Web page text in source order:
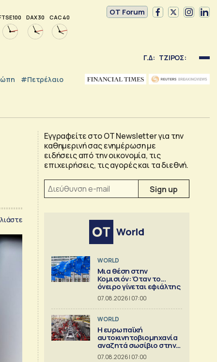
100 DAX 30 CAC 40
OT Forum
Γ.Δ: ΤΖΙΡΟΣ:
#Πετρέλαιο
Εγγραφείτε στο OT Newsletter για την
καθημερινή σας ενημέρωση με
ειδήσεις από την οικονομία, τις
επιχειρήσεις, τις αγορές και τα διεθνή.
World
WORLD
Μια θέση στην
Κομισιόν: Όταν το...
όνειρο γίνεται εφιάλτης
07.08.2026 | 07:00
WORLD
Η ευρωπαϊκή
αυτοκινητοβιομηχανία
αναζητά σωσίβιο στην
Κίνα
07.08.2026 | 07:00